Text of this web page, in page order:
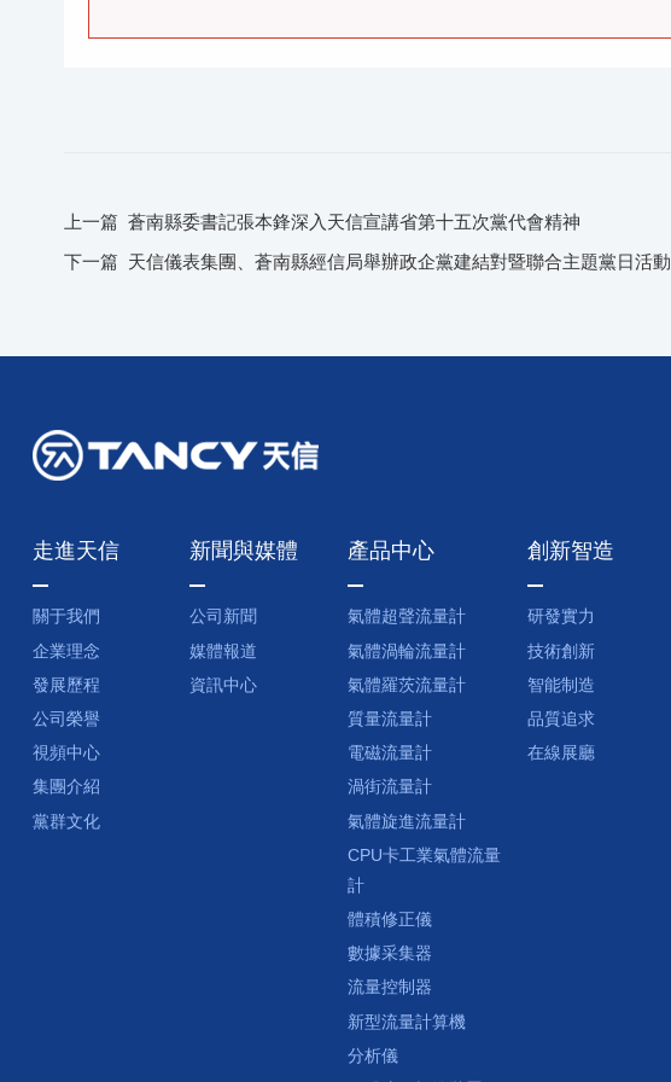
上一篇 蒼南縣委書記張本鋒深入天信宣講省第十五次黨代會精神
下一篇 天信儀表集團、蒼南縣經信局舉辦政企黨建結對暨聯合主題黨日活動
走進天信
關于我們
企業理念
發展歷程
公司榮譽
視頻中心
集團介紹
黨群文化
新聞與媒體
公司新聞
媒體報道
資訊中心
產品中心
氣體超聲流量計
氣體渦輪流量計
氣體羅茨流量計
質量流量計
電磁流量計
渦街流量計
氣體旋進流量計
CPU卡工業氣體流量
計
體積修正儀
數據采集器
流量控制器
新型流量計算機
分析儀
創新智造
研發實力
技術創新
智能制造
品質追求
在線展廳